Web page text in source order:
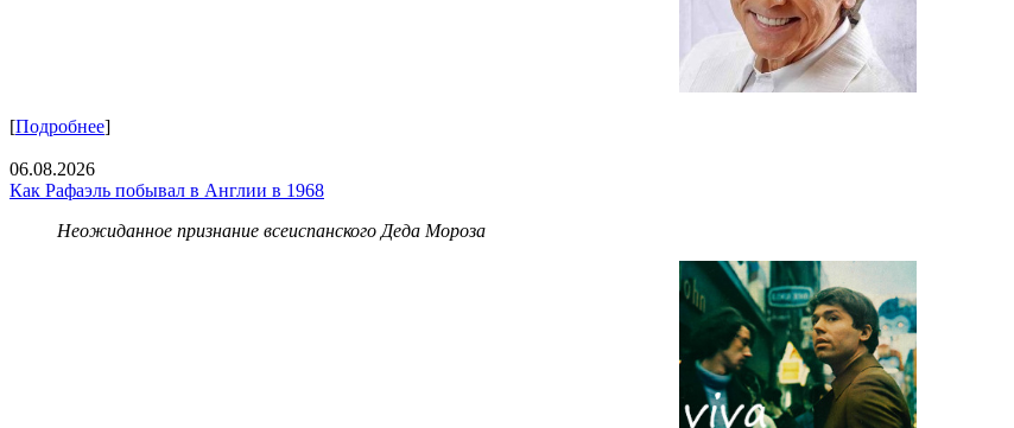
[Подробнее]
06.08.2026
Как Рафаэль побывал в Англии в 1968
Неожиданное признание всеиспанского Деда Мороза